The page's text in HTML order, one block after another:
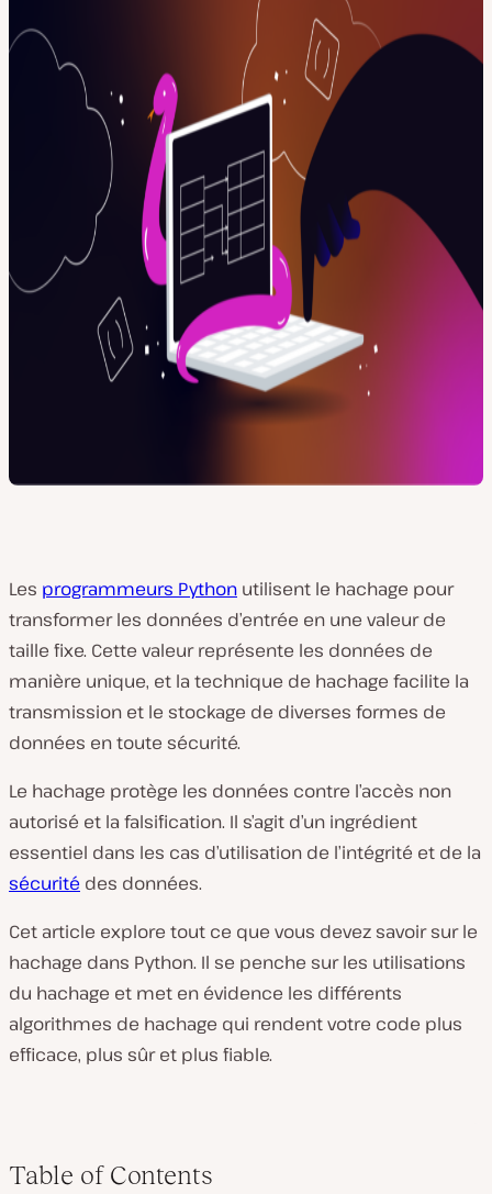
Les programmeurs Python utilisent le hachage pour
transformer les données d’entrée en une valeur de
taille fixe. Cette valeur représente les données de
manière unique, et la technique de hachage facilite la
transmission et le stockage de diverses formes de
données en toute sécurité.
Le hachage protège les données contre l’accès non
autorisé et la falsification. Il s’agit d’un ingrédient
essentiel dans les cas d’utilisation de l’intégrité et de la
sécurité des données.
Cet article explore tout ce que vous devez savoir sur le
hachage dans Python. Il se penche sur les utilisations
du hachage et met en évidence les différents
algorithmes de hachage qui rendent votre code plus
efficace, plus sûr et plus fiable.
Table of Contents